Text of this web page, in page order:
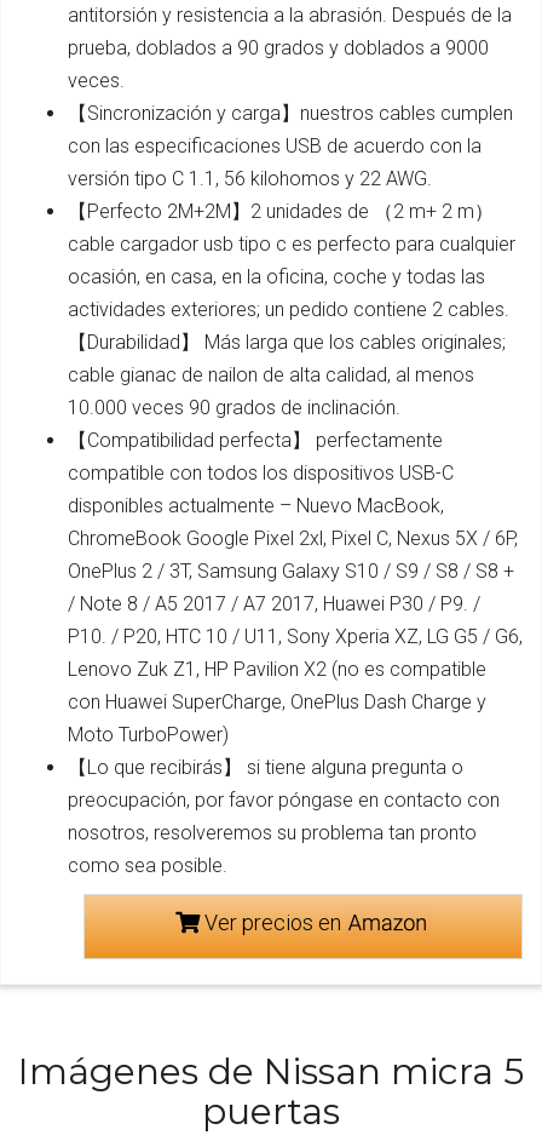
antitorsión y resistencia a la abrasión. Después de la
prueba, doblados a 90 grados y doblados a 9000
veces.
【Sincronización y carga】nuestros cables cumplen
con las especificaciones USB de acuerdo con la
versión tipo C 1.1, 56 kilohomos y 22 AWG.
【Perfecto 2M+2M】2 unidades de （2 m+ 2 m）
cable cargador usb tipo c es perfecto para cualquier
ocasión, en casa, en la oficina, coche y todas las
actividades exteriores; un pedido contiene 2 cables.
【Durabilidad】 Más larga que los cables originales;
cable gianac de nailon de alta calidad, al menos
10.000 veces 90 grados de inclinación.
【Compatibilidad perfecta】 perfectamente
compatible con todos los dispositivos USB-C
disponibles actualmente – Nuevo MacBook,
ChromeBook Google Pixel 2xl, Pixel C, Nexus 5X / 6P,
OnePlus 2 / 3T, Samsung Galaxy S10 / S9 / S8 / S8 +
/ Note 8 / A5 2017 / A7 2017, Huawei P30 / P9. /
P10. / P20, HTC 10 / U11, Sony Xperia XZ, LG G5 / G6,
Lenovo Zuk Z1, HP Pavilion X2 (no es compatible
con Huawei SuperCharge, OnePlus Dash Charge y
Moto TurboPower)
【Lo que recibirás】 si tiene alguna pregunta o
preocupación, por favor póngase en contacto con
nosotros, resolveremos su problema tan pronto
como sea posible.
Ver precios en
Imágenes de Nissan micra 5
puertas